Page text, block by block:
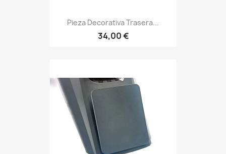
Pieza Decorativa Trasera...
34,00 €